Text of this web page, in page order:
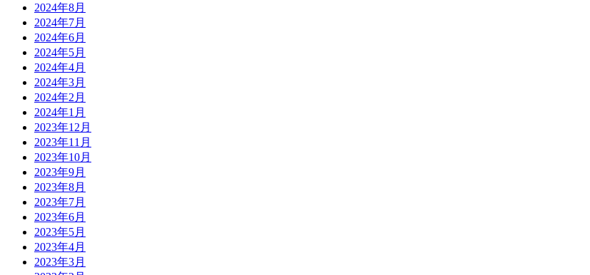
2024年8月
2024年7月
2024年6月
2024年5月
2024年4月
2024年3月
2024年2月
2024年1月
2023年12月
2023年11月
2023年10月
2023年9月
2023年8月
2023年7月
2023年6月
2023年5月
2023年4月
2023年3月